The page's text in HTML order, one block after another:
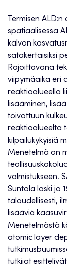
Termisen
spatiaalisessa
kalvon
satakertaisiksi
Rajoittavana
viipymäaika eri
reaktioalueella
lisääminen,
toivottuun
reaktioalueelta
kilpailukykyisiä
Menetelmä on
valmistukseen.
Suntola laski jo
taloudellisesti,
lisääviä
Menetelmästä
atomic layer
tutkijat